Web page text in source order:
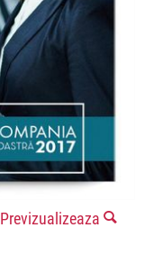
Previzualizeaza